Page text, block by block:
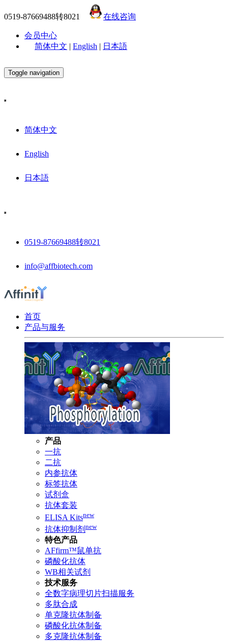
0519-87669488转8021 在线咨询
会员中心
简体中文 | English | 日本語
Toggle navigation
简体中文
English
日本語
0519-87669488转8021
info@affbiotech.com
首页
产品与服务
产品
一抗
二抗
内参抗体
标签抗体
试剂盒
抗体套装
ELISA Kitsnew
抗体抑制剂 new
特色产品
AFfirm™鼠单抗
磷酸化抗体
WB相关试剂
技术服务
全数字病理切片扫描服务
多肽合成
单克隆抗体制备
磷酸化抗体制备
多克隆抗体制备